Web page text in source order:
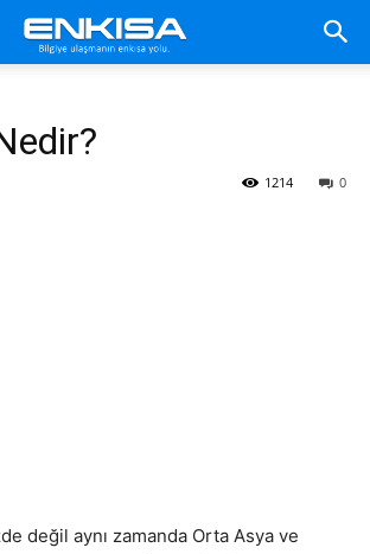
0
1214
değil aynı zamanda Orta Asya ve